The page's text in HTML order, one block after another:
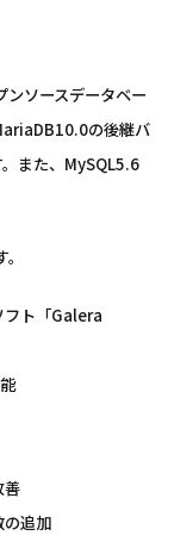
ソースデータベー
の後継バ
また、MySQL5.6
フト「Galera
善
の追加